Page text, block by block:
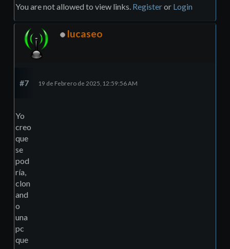
You are not allowed to view links. Registeror Login
lucaseo
#7 19 de Febrero de 2025, 12:59:56 AM
Yo
creo
que
se
pod
ría,
clon
and
o
una
pc
que